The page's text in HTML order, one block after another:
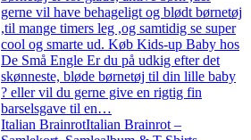
gerne vil have behageligt og blødt børnetøj
,til mange timers leg ,og samtidig se super
cool og smarte ud. Køb Kids-up Baby hos
De Små Engle Er du på udkig efter det
skønneste, bløde børnetøj til din lille baby
? eller vil du gerne give en rigtig fin
barselsgave til en…
Italian BrainrotItalian Brainrot –